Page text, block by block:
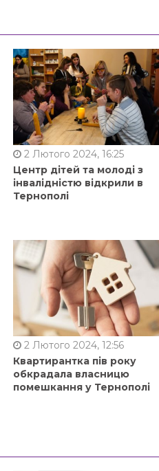
2 Лютого 2024, 16:25
Центр дітей та молоді з
інвалідністю відкрили в
Тернополі
2 Лютого 2024, 12:56
Квартирантка пів року
обкрадала власницю
помешкання у Тернополі